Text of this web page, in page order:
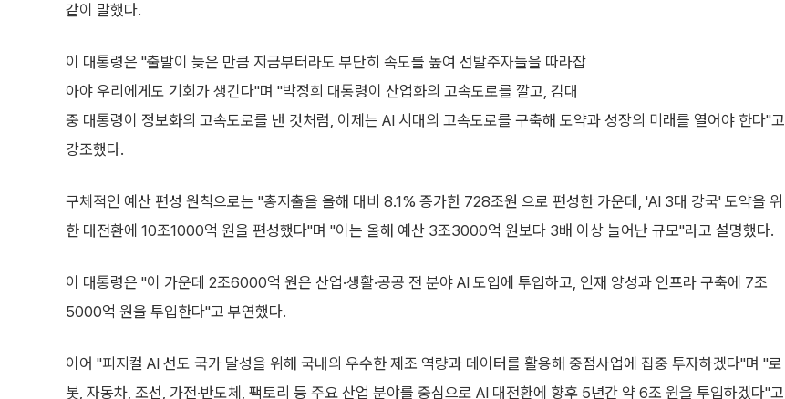
같이 말했다.
이 대통령은 "출발이 늦은 만큼 지금부터라도 부단히 속도를 높여 선발주자들을 따라잡
아야 우리에게도 기회가 생긴다"며 "박정희 대통령이 산업화의 고속도로를 깔고, 김대
중 대통령이 정보화의 고속도로를 낸 것처럼, 이제는 AI 시대의 고속도로를 구축해 도약과 성장의 미래를 열어야 한다"고
강조했다.
구체적인 예산 편성 원칙으로는 "총지출을 올해 대비 8.1% 증가한 728조원 으로 편성한 가운데, 'AI 3대 강국' 도약을 위
한 대전환에 10조1000억 원을 편성했다"며 "이는 올해 예산 3조3000억 원보다 3배 이상 늘어난 규모"라고 설명했다.